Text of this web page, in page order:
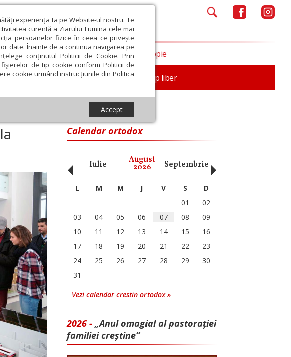
experiența ta pe Website-ul nostru. Te
curentă a Ziarului Lumina cele mai
persoanelor fizice în ceea ce privește
date. Înainte de a continua navigarea pe
conținutul Politicii de Cookie. Prin
de tip cookie conform Politicii de
cookie urmând instrucțiunile din Politica
Accept
Societate
Religie și știință Familie Timp liber
Opinii Filantropie
Calendar ortodox
Iulie August
2026 Septembrie Octombrie
‹ L M M J V S
D
01
02
03
04 05 06 07 08
09
10
11 12 13 14 15
16
17
18 19 20 21 22
23
24
25 26 27 28 29
30
31
Vezi calendar crestin ortodox »
2026 - „Anul omagial al pastorației
familiei creștine”